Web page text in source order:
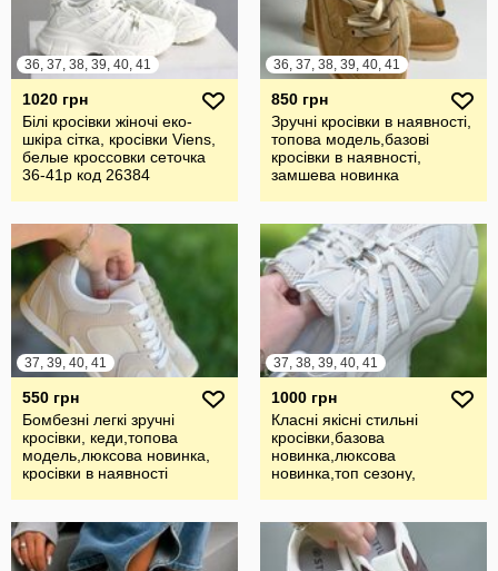
36, 37, 38, 39, 40, 41
1020 грн
Білі кросівки жіночі еко-
шкіра сітка, кросівки Viens,
белые кроссовки сеточка
36-41р код 26384
36, 37, 38, 39, 40, 41
850 грн
Зручні кросівки в наявності,
топова модель,базові
кросівки в наявності,
замшева новинка
37, 39, 40, 41
550 грн
Бомбезні легкі зручні
кросівки, кеди,топова
модель,люксова новинка,
кросівки в наявності
37, 38, 39, 40, 41
1000 грн
Класні якісні стильні
кросівки,базова
новинка,люксова
новинка,топ сезону,